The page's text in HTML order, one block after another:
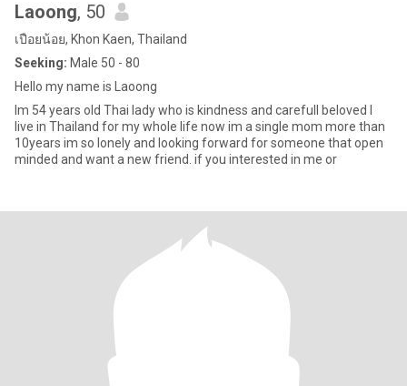
Laoong, 50
เปือยน้อย, Khon Kaen, Thailand
Seeking: Male 50 - 80
Hello my name is Laoong
Im 54 years old Thai lady who is kindness and carefull beloved I
live in Thailand for my whole life now im a single mom more than
10years im so lonely and looking forward for someone that open
minded and want a new friend. if you interested in me or